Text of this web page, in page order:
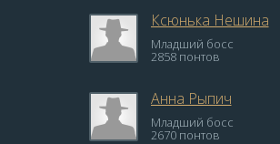
Ксюнька Нешина
Младший босс
2858 понтов
Анна Рыпич
Младший босс
2670 понтов